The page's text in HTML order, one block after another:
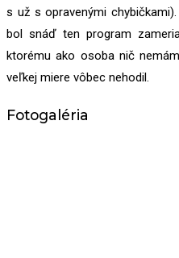
s už s opravenými
bol snáď ten program
ktorému ako osoba nič
veľkej miere vôbec nehodil.
Fotogaléria